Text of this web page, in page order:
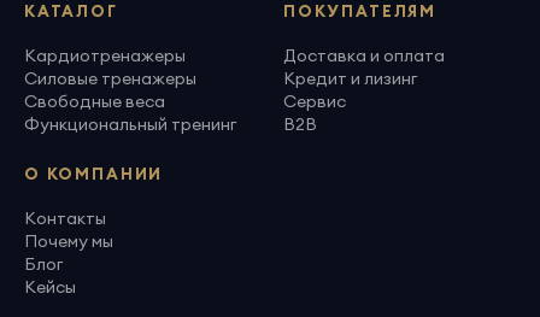
КАТАЛОГ
Кардиотренажеры
Силовые тренажеры
Свободные веса
Функциональный тренинг
ПОКУПАТЕЛЯМ
Доставка и оплата
Кредит и лизинг
Сервис
B2B
О КОМПАНИИ
Контакты
Почему мы
Блог
Кейсы